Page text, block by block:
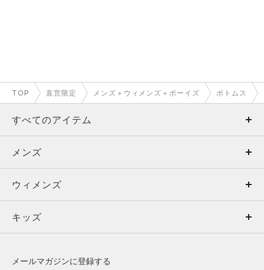
TOP 直営限定 メンズ＋ウィメンズ＋ボーイズ ボトムス
すべてのアイテム
メンズ
ウィメンズ
キッズ
メンズ
トップス
ボトムス
ウィメンズ
トップス
キッズ
メールマガジンに登録する